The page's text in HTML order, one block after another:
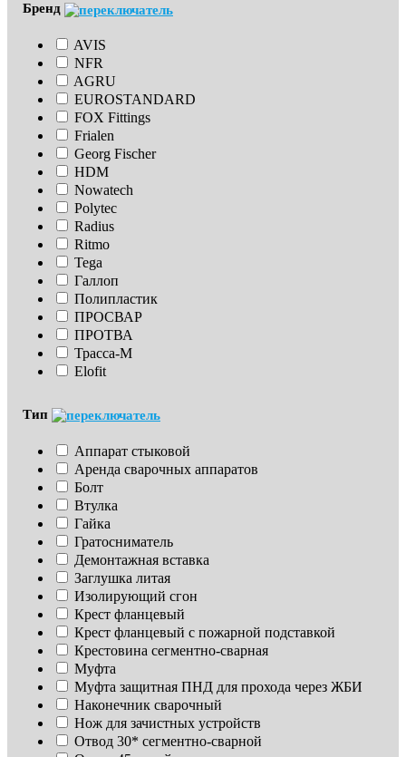
Бренд
AVIS
NFR
AGRU
EUROSTANDARD
FOX Fittings
Frialen
Georg Fischer
HDM
Nowatech
Polytec
Radius
Ritmo
Tega
Галлоп
Полипластик
ПРОСВАР
ПРОТВА
Трасса-М
Elofit
Тип
Аппарат стыковой
Аренда сварочных аппаратов
Болт
Втулка
Гайка
Гратосниматель
Демонтажная вставка
Заглушка литая
Изoлирующий сгон
Крест фланцевый
Крест фланцевый с пожарной подставкой
Крестовина сегментно-сварная
Муфта
Муфта защитная ПНД для прохода через ЖБИ
Наконечник сварочный
Нож для зачистных устройств
Отвод 30* сегментно-сварной